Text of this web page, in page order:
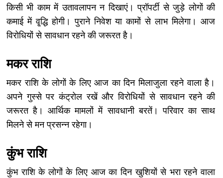
किसी भी काम में उतावलापन न दिखाएं। प्रॉपर्टी से जुड़े लोगों की
कमाई में वृ्द्धि होगी। पुराने निवेश या कामों से लाभ मिलेगा। आज
विरोधियों से सावधान रहने की जरूरत है।
मकर राशि
मकर राशि के लोगों के लिए आज का दिन मिलाजुला रहने वाला है।
अपने गुस्से पर कंट्रोल रखें और विरोधियों से सावधान रहने की
जरूरत है। आर्थिक मामलों में सावधानी बरतें। परिवार का साथ
मिलने से मन प्रसन्न रहेगा।
कुंभ राशि
कुंभ राशि के लोगों के लिए आज का दिन खुशियों से भरा रहने वाला